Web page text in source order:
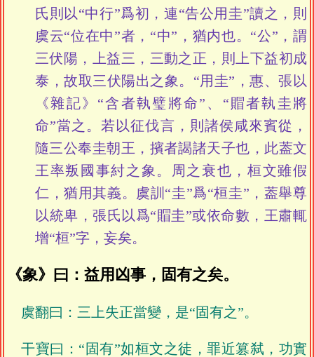
氏則以“中行”爲初，連“告公用圭”讀之，則
虞云“位在中”者，“中”，猶内也。“公”，謂
三伏陽，上益三，三動之正，則上下益初成
泰，故取三伏陽出之象。“用圭”，惠、張以
《雜記》“含者執璧將命”、“賵者執圭將
命”當之。若以征伐言，則諸侯咸來賓從，
隨三公奉圭朝王，擯者謁諸天子也，此葢文
王率叛國事紂之象。周之衰也，桓文雖假
仁，猶用其義。虞訓“圭”爲“桓圭”，葢舉尊
以統卑，張氏以爲“賵圭”或依命數，王肅輒
增“桓”字，妄矣。
《象》曰：益用凶事，固有之矣。
虞翻曰：三上失正當變，是“固有之”。
干寶曰：“固有”如桓文之徒，罪近篡弑，功實